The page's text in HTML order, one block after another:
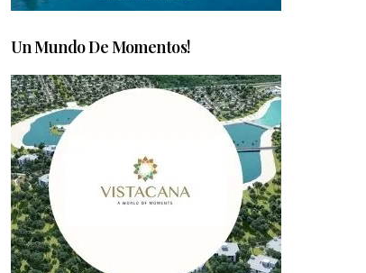
Un Mundo De Momentos!